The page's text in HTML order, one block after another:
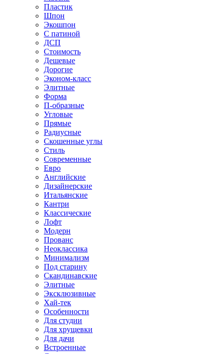
Пластик
Шпон
Экошпон
С патиной
ДСП
Стоимость
Дешевые
Дорогие
Эконом-класс
Элитные
Форма
П-образные
Угловые
Прямые
Радиусные
Скошенные углы
Стиль
Современные
Евро
Английские
Дизайнерские
Итальянские
Кантри
Классические
Лофт
Модерн
Прованс
Неоклассика
Минимализм
Под старину
Скандинавские
Элитные
Эксклюзивные
Хай-тек
Особенности
Для студии
Для хрущевки
Для дачи
Встроенные